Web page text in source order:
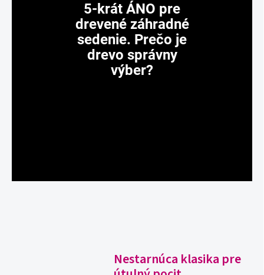
5-krát ÁNO pre
drevené záhradné
sedenie. Prečo je
drevo správny
výber?
Nestarnúca klasika pre